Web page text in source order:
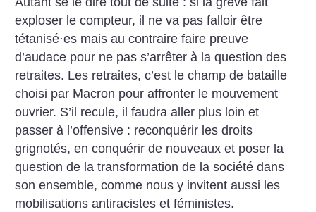
exploser le compteur, il ne va pas falloir être
tétanisé·es mais au contraire faire preuve
d’audace pour ne pas s’arrêter à la question des
retraites. Les retraites, c’est le champ de bataille
choisi par Macron pour affronter le mouvement
ouvrier. S’il recule, il faudra aller plus loin et
passer à l’offensive : reconquérir les droits
grignotés, en conquérir de nouveaux et poser la
question de la transformation de la société dans
son ensemble, comme nous y invitent aussi les
mobilisations antiracistes et féministes.